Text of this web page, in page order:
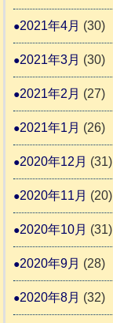
2021年4月 (30)
2021年3月 (30)
2021年2月 (27)
2021年1月 (26)
2020年12月 (31)
2020年11月 (20)
2020年10月 (31)
2020年9月 (28)
2020年8月 (32)